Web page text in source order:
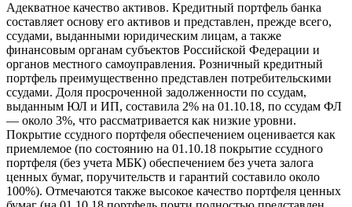
Адекватное качество активов. Кредитный портфель банка
составляет основу его активов и представлен, прежде всего,
ссудами, выданными юридическим лицам, а также
финансовым органам субъектов Российской Федерации и
органов местного самоуправления. Розничный кредитный
портфель преимущественно представлен потребительскими
ссудами. Доля просроченной задолженности по ссудам,
выданным ЮЛ и ИП, составила 2% на 01.10.18, по ссудам ФЛ
— около 3%, что рассматривается как низкие уровни.
Покрытие ссудного портфеля обеспечением оценивается как
приемлемое (по состоянию на 01.10.18 покрытие ссудного
портфеля (без учета МБК) обеспечением без учета залога
ценных бумаг, поручительств и гарантий составило около
100%). Отмечаются также высокое качество портфеля ценных